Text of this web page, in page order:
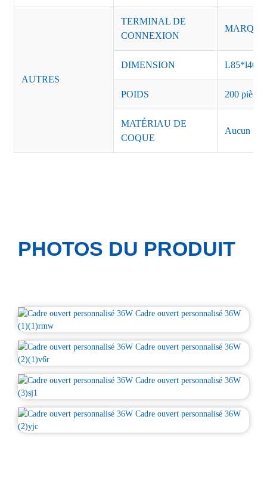
AUTRES
TERMINAL DE
CONNEXION
DIMENSION
POIDS 200
MATÉRIAU DE
COQUE
Aucun
PHOTOS DU PRODUIT